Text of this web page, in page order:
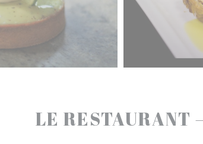
LE RESTAURANT